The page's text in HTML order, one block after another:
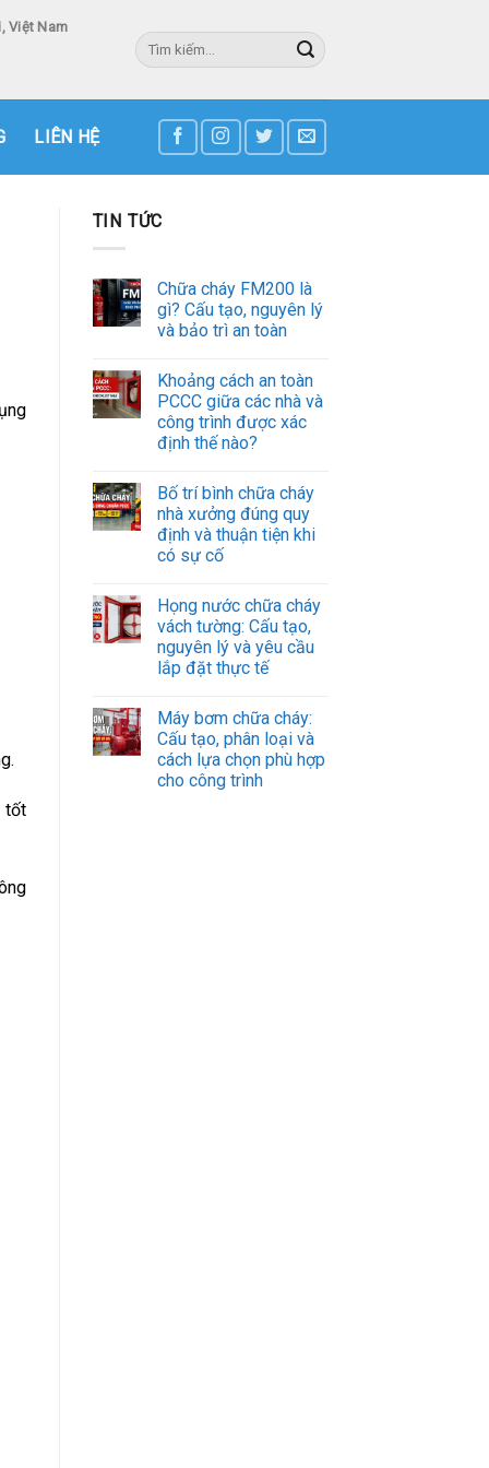
Việt Nam
Tìm
kiếm:
LIÊN HỆ
tốt
TIN TỨC
Chữa cháy FM200 là
gì? Cấu tạo, nguyên lý
và bảo trì an toàn
Khoảng cách an toàn
PCCC giữa các nhà và
công trình được xác
định thế nào?
Bố trí bình chữa cháy
nhà xưởng đúng quy
định và thuận tiện khi
có sự cố
Họng nước chữa cháy
vách tường: Cấu tạo,
nguyên lý và yêu cầu
lắp đặt thực tế
Máy bơm chữa cháy:
Cấu tạo, phân loại và
cách lựa chọn phù hợp
cho công trình